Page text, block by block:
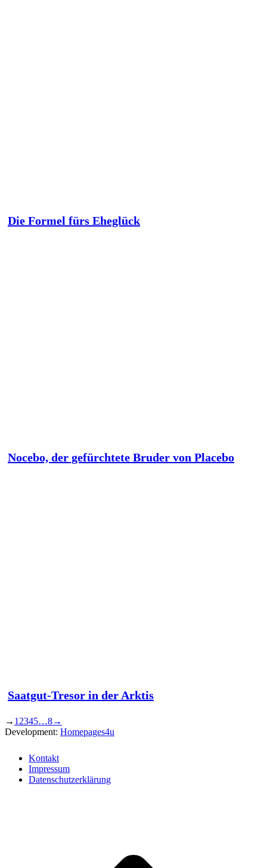
Die Formel fürs Eheglück
Nocebo, der gefürchtete Bruder von Placebo
Saatgut-Tresor in der Arktis
→ 1 2345…8→
Development: Homepages4u
Kontakt
Impressum
Datenschutzerklärung